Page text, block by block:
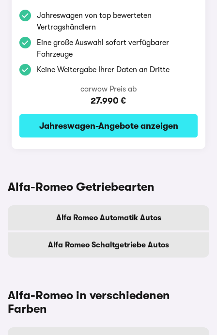
Jahreswagen von top bewerteten
Vertragshändlern
Eine große Auswahl sofort verfügbarer
Fahrzeuge
Keine Weitergabe Ihrer Daten an Dritte
carwow Preis ab
27.990 €
Jahreswagen-Angebote anzeigen
Alfa-Romeo Getriebearten
Alfa Romeo Automatik Autos
Alfa Romeo Schaltgetriebe Autos
Alfa-Romeo in verschiedenen
Farben